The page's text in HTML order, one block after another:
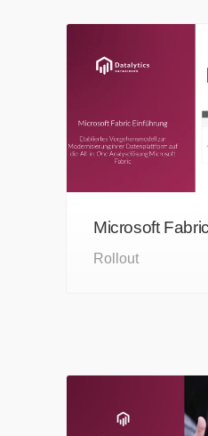
Microsoft
Rollout